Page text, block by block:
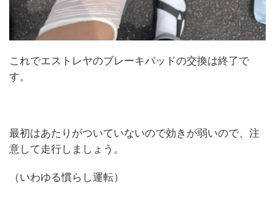
これでエストレヤのブレーキパッドの交換は終了で
す。
最初はあたりがついていないので効きが弱いので、注
意して走行しましょう。
（いわゆる慣らし運転）